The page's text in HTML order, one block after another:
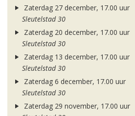
Zaterdag 27 december, 17.00 uur
Sleutelstad 30
Zaterdag 20 december, 17.00 uur
Sleutelstad 30
Zaterdag 13 december, 17.00 uur
Sleutelstad 30
Zaterdag 6 december, 17.00 uur
Sleutelstad 30
Zaterdag 29 november, 17.00 uur